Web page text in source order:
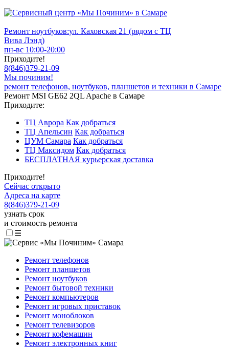
Ремонт ноутбуков:ул. Каховская 21 (рядом с ТЦ
Вива Лэнд)
пн-вс 10:00-20:00
Приходите!
8(846)379-21-09
Мы починим!
ремонт телефонов, ноутбуков, планшетов и техники в Самаре
Ремонт MSI GE62 2QL Apache в Самаре
Приходите:
ТЦ Аврора Как добраться
ТЦ Апельсин Как добраться
ЦУМ Самара Как добраться
ТЦ Максидом Как добраться
БЕСПЛАТНАЯ курьерская доставка
Приходите!
Сейчас открыто
Адреса на карте
8(846)379-21-09
узнать срок
и стоимость ремонта
☰
Ремонт телефонов
Ремонт планшетов
Ремонт ноутбуков
Ремонт бытовой техники
Ремонт компьютеров
Ремонт игровых приставок
Ремонт моноблоков
Ремонт телевизоров
Ремонт кофемашин
Ремонт электронных книг